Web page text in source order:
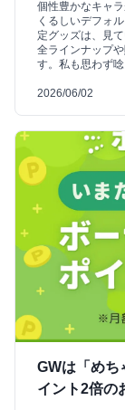
個性豊かなキャ
くるしいデフォ
定グッズは、見
全ラインナップ
す。私も思わず
2026/06/02
GWは「めち
イント2倍の